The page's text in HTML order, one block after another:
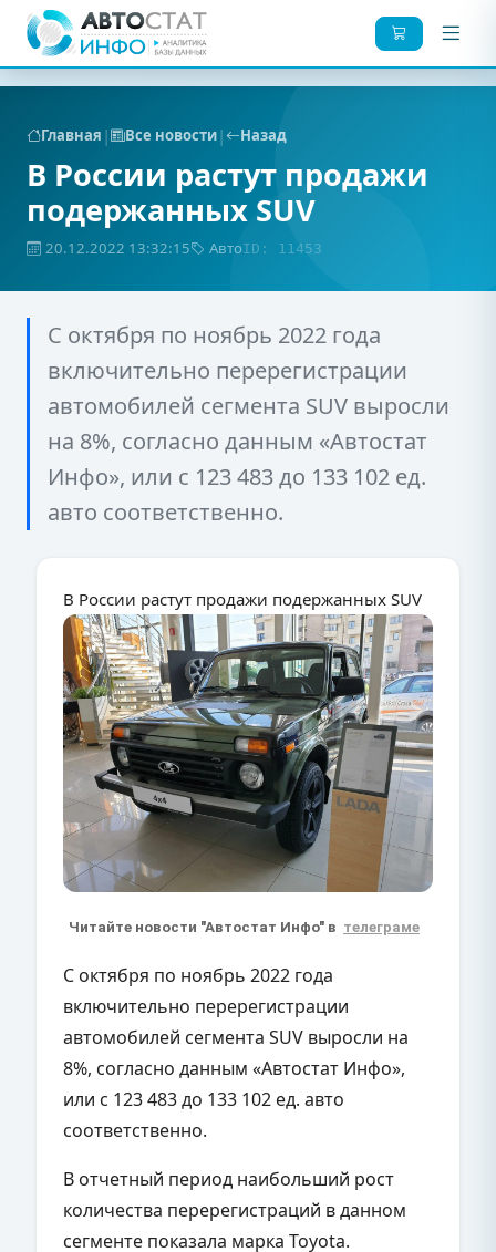
Главная | Все новости| Назад
В России растут продажи
подержанных SUV
20.12.2022 13:32:15 АвтоID: 11453
С октября по ноябрь 2022 года
включительно перерегистрации
автомобилей сегмента SUV выросли
на 8%, согласно данным «Автостат
Инфо», или с 123 483 до 133 102 ед.
авто соответственно.
В России растут продажи подержанных SUV
Читайте новости "Автостат Инфо" в телеграме
С октября по ноябрь 2022 года
включительно перерегистрации
автомобилей сегмента SUV выросли на
8%, согласно данным «Автостат Инфо»,
или с 123 483 до 133 102 ед. авто
соответственно.
В отчетный период наибольший рост
количества перерегистраций в данном
сегменте показала марка Toyota.